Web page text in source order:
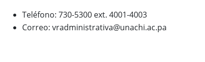
Teléfono: 730-5300 ext. 4001-4003
Correo: vradministrativa@unachi.ac.pa